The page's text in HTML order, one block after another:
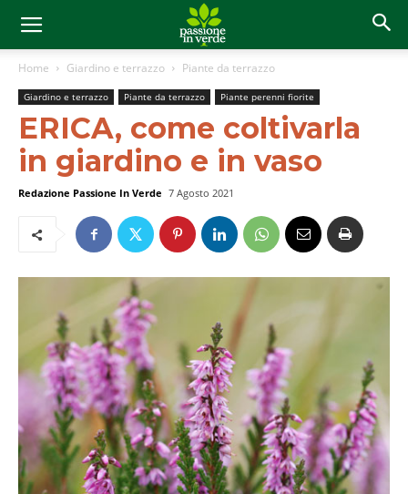
Home Giardino e terrazzo Piante da terrazzo
Giardino e terrazzo Piante da terrazzo Piante perenni fiorite
ERICA, come coltivarla
in giardino e in vaso
Redazione Passione In Verde 7 Agosto 2021